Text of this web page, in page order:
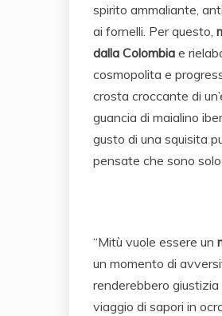
spirito ammaliante,
ai fornelli. Per questo,
dalla Colombia e
cosmopolita e
crosta croccante di
guancia di maialino
gusto di una squisita
pensate che sono
“Mitù vuole essere un
un momento di
renderebbero giustizia
viaggio di sapori in